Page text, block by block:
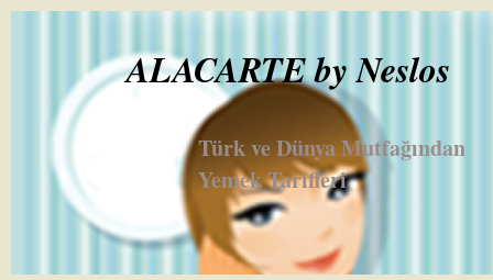
ALACARTE by Neslos
Türk ve Dünya Mutfağından
Yemek Tarifleri